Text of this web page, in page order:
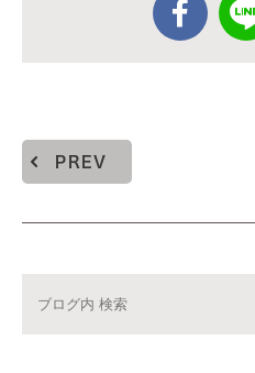
PREV